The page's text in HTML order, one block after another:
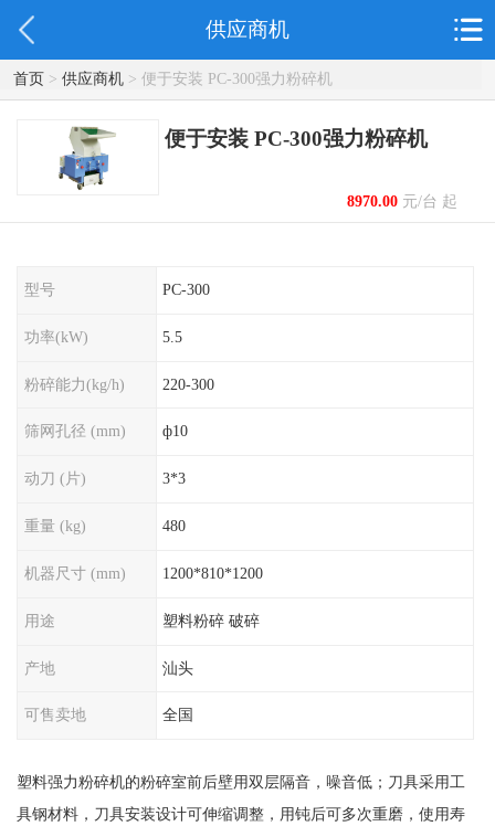
供应商机
首页> 供应商机> 便于安装 PC-300强力粉碎机
便于安装 PC-300强力粉碎机
8970.00元/台 起
型号 PC-300
功率(kW) 5.5
粉碎能力(kg/h) 220-300
筛网孔径 (mm) ф10
动刀 (片) 3*3
重量 (kg) 480
机器尺寸 (mm) 1200*810*1200
用途 塑料粉碎 破碎
产地 汕头
可售卖地 全国
塑料强力粉碎机的粉碎室前后壁用双层隔音，噪音低；刀具采用工
具钢材料，刀具安装设计可伸缩调整，用钝后可多次重磨，使用寿